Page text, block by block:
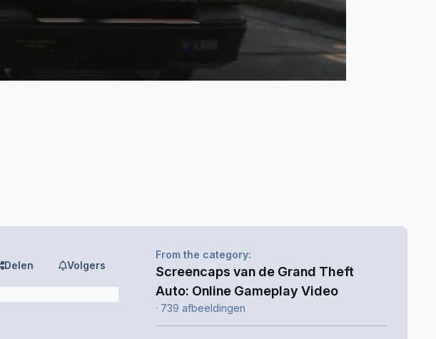
slide
slide
Delen Volgers
From the category:
Screencaps van de Grand Theft
Auto: Online Gameplay Video
· 739 afbeeldingen